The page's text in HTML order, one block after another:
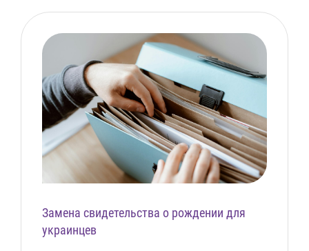
Замена свидетельства о рождении для
украинцев